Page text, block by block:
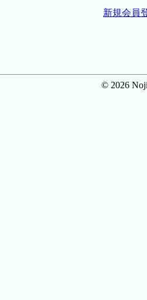
新規会員
© 2026